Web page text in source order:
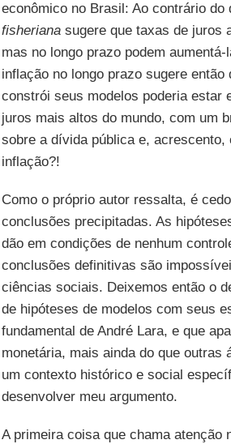
econômico no Brasil: Ao contrário
fisherianasugere que taxas de juros
mas no longo prazo podem
inflação no longo prazo sugere
constrói seus modelos poderia estar
juros mais altos do mundo, com um
sobre a dívida pública e,
inflação?!
Como o próprio autor ressalta, é
conclusões precipitadas. As
dão em condições de nenhum
conclusões definitivas são
ciências sociais. Deixemos então o
de hipóteses de modelos com seus
fundamental de André Lara, e que
monetária, mais ainda do que
um contexto histórico e social
desenvolver meu argumento.
A primeira coisa que chama atenção